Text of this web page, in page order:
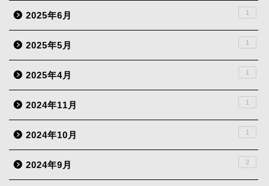
2025年6月 1
2025年5月 1
2025年4月 1
2024年11月 1
2024年10月 1
2024年9月 2